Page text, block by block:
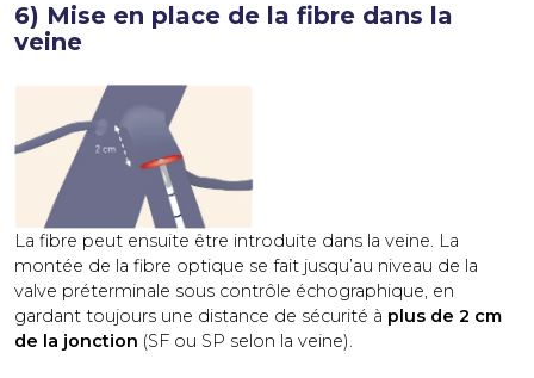
6) Mise en place de la fibre dans la
veine
La fibre peut ensuite être introduite dans la veine. La
montée de la fibre optique se fait jusqu’au niveau de la
valve préterminale sous contrôle échographique, en
gardant toujours une distance de sécurité à plus de 2 cm
de la jonction (SF ou SP selon la veine).